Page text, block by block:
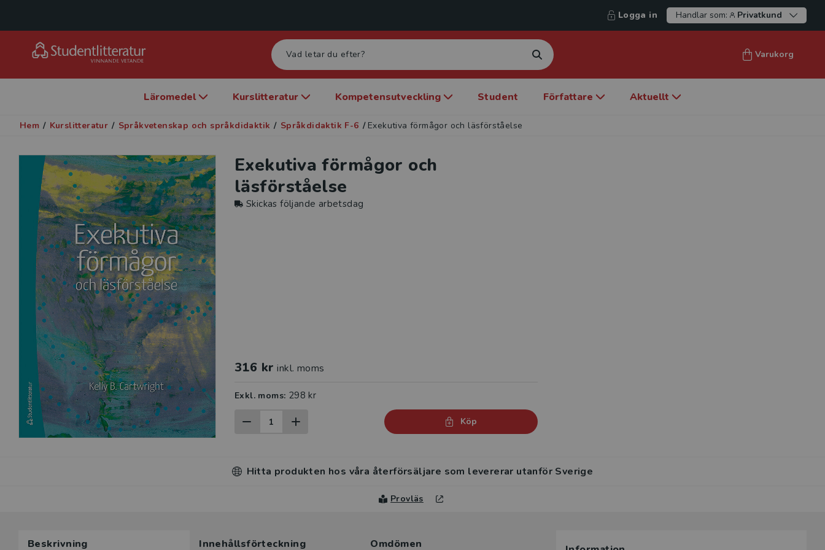
Logga in Handlar som: Privatkund
Varukorg
Läromedel Kurslitteratur Kompetensutveckling Student Författare Aktuellt
Hem / Kurslitteratur / Språkvetenskap och språkdidaktik / Språkdidaktik F-6 / Exekutiva förmågor och läsförståelse
Exekutiva förmågor och
läsförståelse
Skickas följande arbetsdag
316 kr inkl. moms
Exkl. moms: 298 kr
Köp
Hitta produkten hos våra återförsäljare som levererar utanför Sverige
Provläs
Beskrivning Innehållsförteckning Omdömen